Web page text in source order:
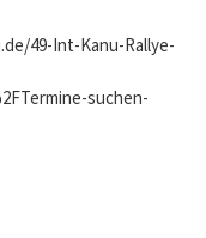
49-Int-Kanu-Rallye-
suchen-